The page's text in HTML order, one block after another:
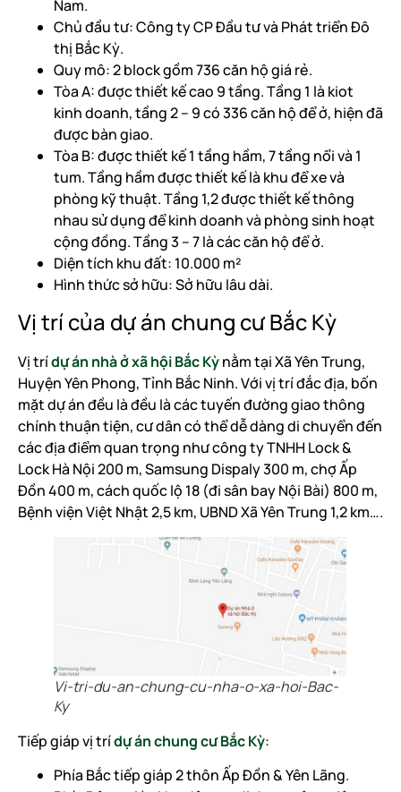
Nam.
Chủ đầu tư: Công ty CP Đầu tư và Phát triển Đô
thị Bắc Kỳ.
Quy mô: 2 block gồm 736 căn hộ giá rẻ.
Tòa A: được thiết kế cao 9 tầng. Tầng 1 là kiot
kinh doanh, tầng 2 – 9 có 336 căn hộ để ở, hiện đã
được bàn giao.
Tòa B: được thiết kế 1 tầng hầm, 7 tầng nổi và 1
tum. Tầng hầm được thiết kế là khu để xe và
phòng kỹ thuật. Tầng 1,2 được thiết kế thông
nhau sử dụng để kinh doanh và phòng sinh hoạt
cộng đồng. Tầng 3 – 7 là các căn hộ để ở.
Diện tích khu đất: 10.000 m²
Hình thức sở hữu: Sở hữu lâu dài.
Vị trí của dự án chung cư Bắc Kỳ
Vị trídự án nhà ở xã hội Bắc Kỳnằm tại Xã Yên Trung,
Huyện Yên Phong, Tỉnh Bắc Ninh. Với vị trí đắc địa, bốn
mặt dự án đều là đều là các tuyến đường giao thông
chính thuận tiện, cư dân có thể dễ dàng di chuyển đến
các địa điểm quan trọng như công ty TNHH Lock &
Lock Hà Nội 200 m, Samsung Dispaly 300 m, chợ Ấp
Đồn 400 m, cách quốc lộ 18 (đi sân bay Nội Bài) 800 m,
Bệnh viện Việt Nhật 2,5 km, UBND Xã Yên Trung 1,2 km….
Vi-tri-du-an-chung-cu-nha-o-xa-hoi-Bac-
Ky
Tiếp giáp vị trídự án chung cư Bắc Kỳ:
Phía Bắc tiếp giáp 2 thôn Ấp Đồn & Yên Lãng.